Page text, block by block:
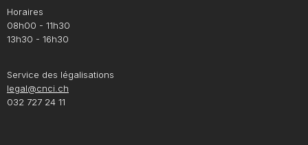
Horaires
08h00 - 11h30
13h30 - 16h30
Service des légalisations
legal@cnci.ch
032 727 24 11